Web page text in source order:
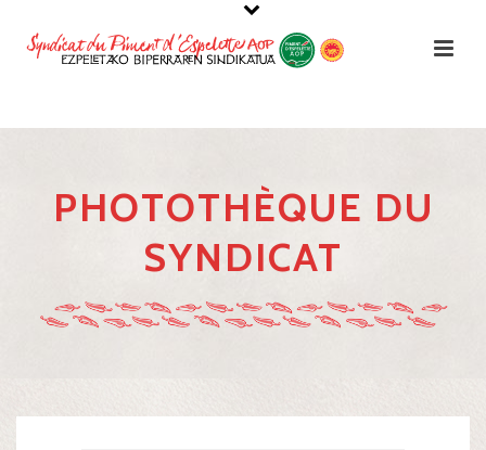
PHOTOTHÈQUE DU
SYNDICAT